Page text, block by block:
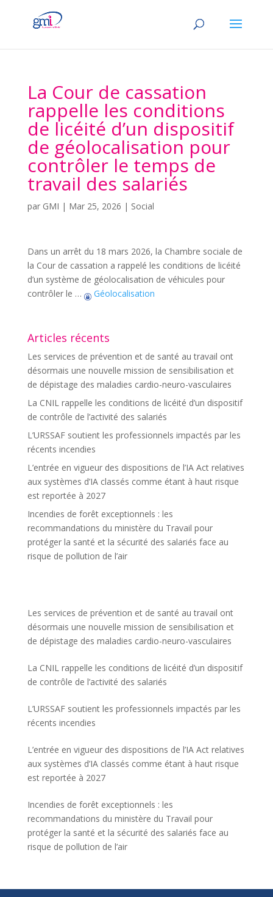
La Cour de cassation
rappelle les conditions
de licéité d’un dispositif
de géolocalisation pour
contrôler le temps de
travail des salariés
par GMI | Mar 25, 2026 | Social
Dans un arrêt du 18 mars 2026, la Chambre sociale de
la Cour de cassation a rappelé les conditions de licéité
d’un système de géolocalisation de véhicules pour
contrôler le …
Géolocalisation
Articles récents
Les services de prévention et de santé au travail ont
désormais une nouvelle mission de sensibilisation et
de dépistage des maladies cardio-neuro-vasculaires
La CNIL rappelle les conditions de licéité d’un dispositif
de contrôle de l’activité des salariés
L’URSSAF soutient les professionnels impactés par les
récents incendies
L’entrée en vigueur des dispositions de l’IA Act relatives
aux systèmes d’IA classés comme étant à haut risque
est reportée à 2027
Incendies de forêt exceptionnels : les
recommandations du ministère du Travail pour
protéger la santé et la sécurité des salariés face au
risque de pollution de l’air
Les services de prévention et de santé au travail ont
désormais une nouvelle mission de sensibilisation et
de dépistage des maladies cardio-neuro-vasculaires
La CNIL rappelle les conditions de licéité d’un dispositif
de contrôle de l’activité des salariés
L’URSSAF soutient les professionnels impactés par les
récents incendies
L’entrée en vigueur des dispositions de l’IA Act relatives
aux systèmes d’IA classés comme étant à haut risque
est reportée à 2027
Incendies de forêt exceptionnels : les
recommandations du ministère du Travail pour
protéger la santé et la sécurité des salariés face au
risque de pollution de l’air